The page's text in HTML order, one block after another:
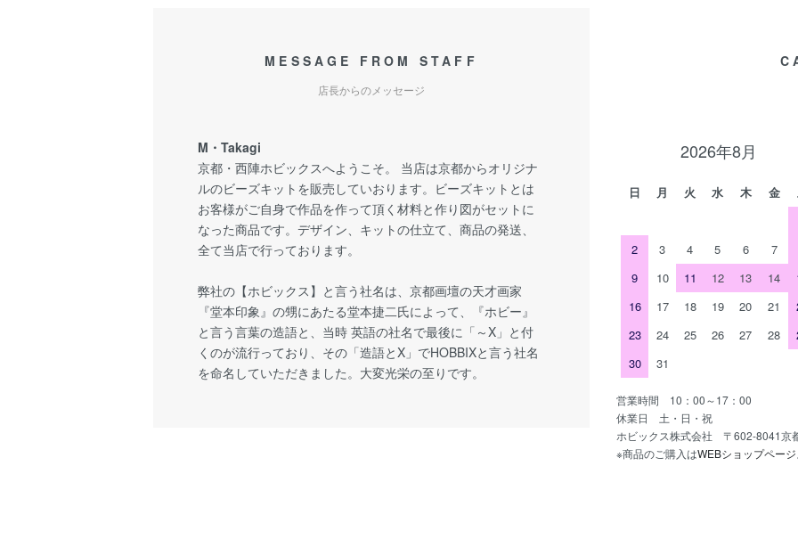
MESSAGE FROM STAFF
店長からのメッセージ
M・Takagi
京都・西陣ホビックスへようこそ。 当店は京都からオリジナ
ルのビーズキットを販売していおります。ビーズキットとは
お客様がご自身で作品を作って頂く材料と作り図がセットに
なった商品です。デザイン、キットの仕立て、商品の発送、
全て当店で行っております。
弊社の【ホビックス】と言う社名は、京都画壇の天才画家
『堂本印象』の甥にあたる堂本捷二氏によって、『ホビー』
と言う言葉の造語と、当時 英語の社名で最後に「～X」と付
くのが流行っており、その「造語とX」でHOBBIXと言う社名
を命名していただきました。大変光栄の至りです。
2026年8月
日 月 火 水 木 金
2
3 4 5 6 7
9
10 11 12 13 14
16
17 18 19 20 21
23
24 25 26 27 28
30
31
営業時間 10：00～17：00
休業日 土・日・祝
ホビックス株式会社 〒602-8041京
※商品のご購入はWEBショップページ